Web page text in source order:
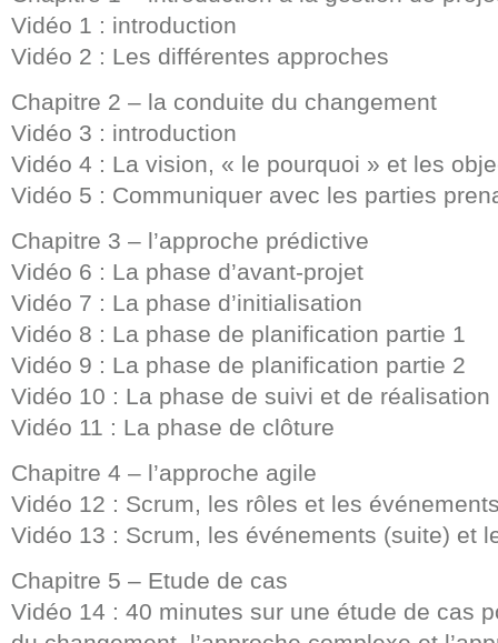
Vidéo 1 : introduction
Vidéo 2 : Les différentes approches
Chapitre 2 – la conduite du changement
Vidéo 3 : introduction
Vidéo 4 : La vision, « le pourquoi » et les
Vidéo 5 : Communiquer avec les parties
Chapitre 3 – l’approche prédictive
Vidéo 6 : La phase d’avant-projet
Vidéo 7 : La phase d’initialisation
Vidéo 8 : La phase de planification partie 1
Vidéo 9 : La phase de planification partie 2
Vidéo 10 : La phase de suivi et de réalisation
Vidéo 11 : La phase de clôture
Chapitre 4 – l’approche agile
Vidéo 12 : Scrum, les rôles et les
Vidéo 13 : Scrum, les événements (suite) et
Chapitre 5 – Etude de cas
Vidéo 14 : 40 minutes sur une étude de cas